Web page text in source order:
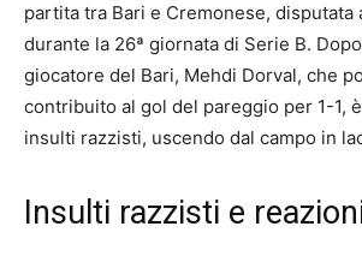
partita tra Bari e Cremonese, disputata
durante la 26ª giornata di Serie B.
giocatore del Bari, Mehdi Dorval, che
contribuito al gol del pareggio per 1-1,
insulti razzisti, uscendo dal campo in
Insulti razzisti e